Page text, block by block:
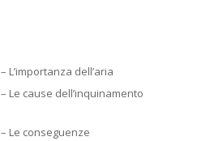
– L’importanza dell’aria
– Le cause dell’inquinamento
– Le conseguenze